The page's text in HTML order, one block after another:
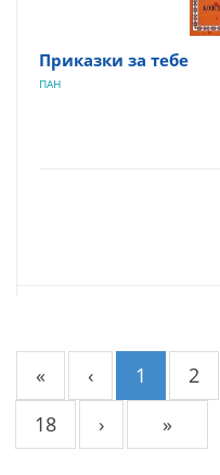
Приказки за тебе
ПАН
« ‹ 1 2
18
› »